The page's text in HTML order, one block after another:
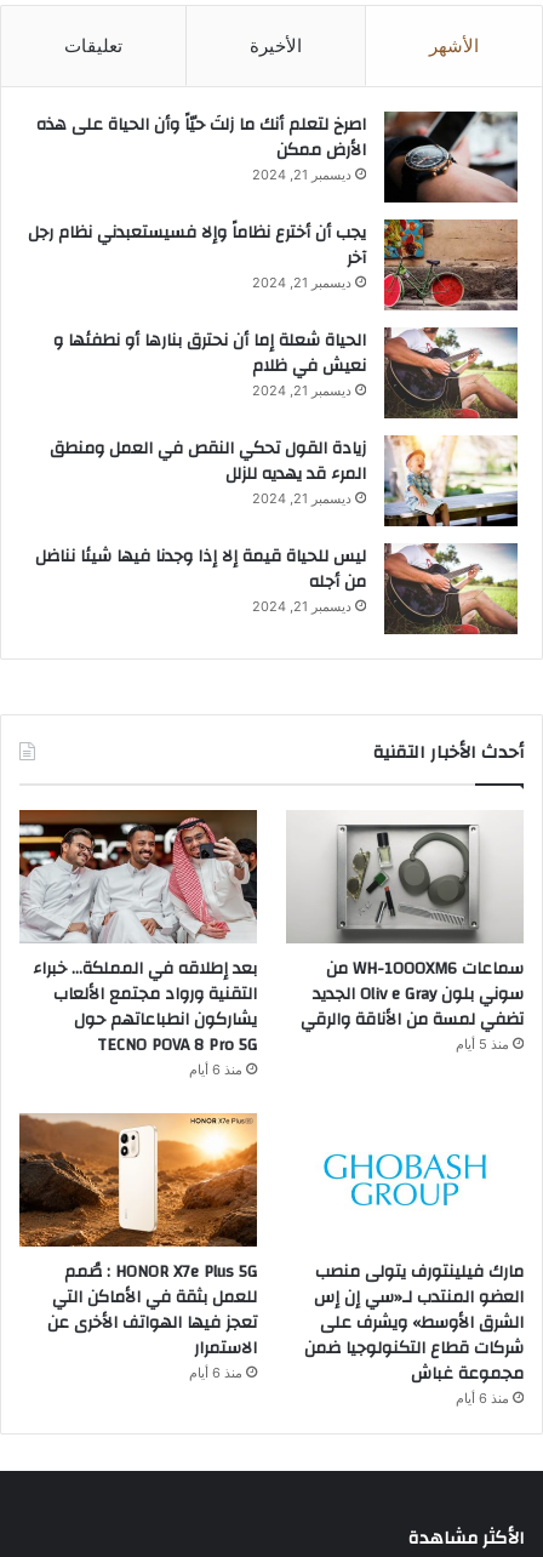
الأشهر الأخيرة تعليقات
‫اصرخ لتعلم أنك ما زلتَ حيّاً وأن الحياة على هذه
الأرض ممكن
ديسمبر 21, 2024
يجب أن أخترع نظاماً وإلا فسيستعبدني نظام رجل
آخر
ديسمبر 21, 2024
الحياة شعلة إما أن نحترق بنارها أو نطفئها و
نعيش في ظلام
ديسمبر 21, 2024
زيادة القول تحكي النقص في العمل ومنطق
المرء قد يهديه للزلل
ديسمبر 21, 2024
ليس للحياة قيمة إلا إذا وجدنا فيها شيئا نناضل
من أجله
ديسمبر 21, 2024
أحدث الأخبار التقنية
سماعات WH-1000XM6 من
سوني بلون Oliv e Gray الجديد
تضفي لمسة من الأناقة والرقي
منذ 5 أيام
بعد إطلاقه في المملكة… خبراء
التقنية ورواد مجتمع الألعاب
يشاركون انطباعاتهم حول
TECNO POVA 8 Pro 5G
منذ 6 أيام
مارك فيلينتورف يتولى منصب
العضو المنتدب لـ«سي إن إس
الشرق الأوسط» ويشرف على
شركات قطاع التكنولوجيا ضمن
مجموعة غباش
منذ 6 أيام
HONOR X7e Plus 5G : صُمم
للعمل بثقة في الأماكن التي
تعجز فيها الهواتف الأخرى عن
الاستمرار
منذ 6 أيام
الأكثر مشاهدة